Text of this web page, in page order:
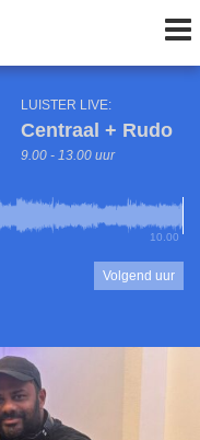
LUISTER LIVE:
Centraal + Rudo
9.00 - 13.00 uur
10.00
Volgend uur